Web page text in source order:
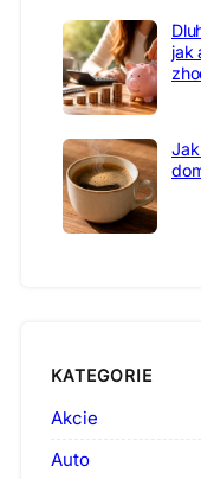
jak
KATEGORIE
Akcie
Auto